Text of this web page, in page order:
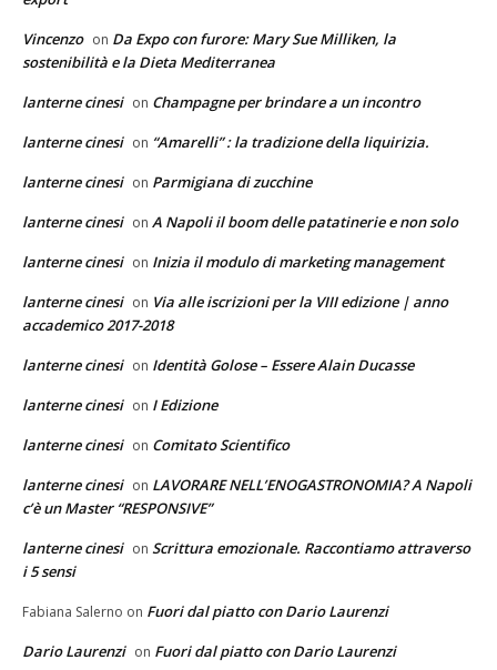
Vincenzo on Da Expo con furore: Mary Sue Milliken, la
sostenibilità e la Dieta Mediterranea
lanterne cinesi on Champagne per brindare a un incontro
lanterne cinesi on “Amarelli” : la tradizione della liquirizia.
lanterne cinesi on Parmigiana di zucchine
lanterne cinesi on A Napoli il boom delle patatinerie e non solo
lanterne cinesi on Inizia il modulo di marketing management
lanterne cinesi on Via alle iscrizioni per la VIII edizione | anno
accademico 2017-2018
lanterne cinesi on Identità Golose – Essere Alain Ducasse
lanterne cinesi on I Edizione
lanterne cinesi on Comitato Scientifico
lanterne cinesi on LAVORARE NELL’ENOGASTRONOMIA? A Napoli
c’è un Master “RESPONSIVE”
lanterne cinesi on Scrittura emozionale. Raccontiamo attraverso
i 5 sensi
Fabiana Salerno on Fuori dal piatto con Dario Laurenzi
Dario Laurenzi on Fuori dal piatto con Dario Laurenzi